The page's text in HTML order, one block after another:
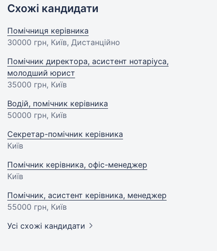
Схожі кандидати
Помічниця керівника
30000 грн, Київ, Дистанційно
Помічник директора, асистент нотаріуса,
молодший юрист
35000 грн, Київ
Водій, помічник керівника
50000 грн, Київ
Секретар-помічник керівника
Київ
Помічник керівника, офіс-менеджер
Київ
Помічник, асистент керівника, менеджер
55000 грн, Київ
Усі схожі кандидати